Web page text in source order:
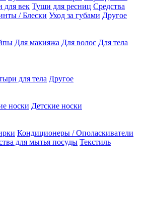
для век Туши для ресниц Средства
/ Блески Уход за губами Другое
Для макияжа Для волос Для тела
для тела Другое
носки Детские носки
Кондиционеры / Ополаскиватели
для мытья посуды Текстиль